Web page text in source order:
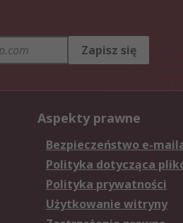
Zapisz się
Aspekty prawne
Bezpieczeństwo e-
Polityka dotycząca
Polityka prywatności
Użytkowanie witryny